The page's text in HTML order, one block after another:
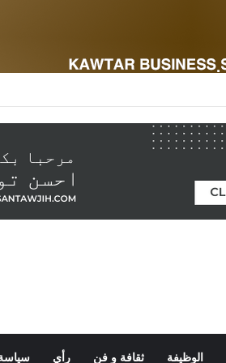
الوظيفة ثقافة و فن رأي